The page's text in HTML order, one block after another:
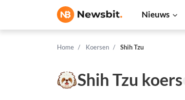
Nieuws
Home Koersen Shih Tzu
Shih Tzu koers